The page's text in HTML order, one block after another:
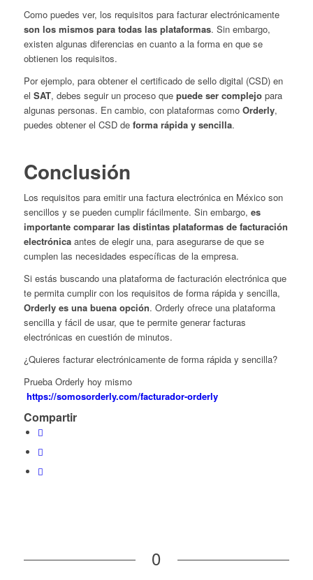
Como puedes ver, los requisitos para facturar electrónicamente
son los mismos para todas las plataformas. Sin embargo,
existen algunas diferencias en cuanto a la forma en que se
obtienen los requisitos.
Por ejemplo, para obtener el certificado de sello digital (CSD) en
el SAT, debes seguir un proceso que puede ser complejopara
algunas personas. En cambio, con plataformas como Orderly,
puedes obtener el CSD de forma rápida y sencilla.
Conclusión
Los requisitos para emitir una factura electrónica en México son
sencillos y se pueden cumplir fácilmente. Sin embargo, es
importante comparar las distintas plataformas de facturación
electrónica antes de elegir una, para asegurarse de que se
cumplen las necesidades específicas de la empresa.
Si estás buscando una plataforma de facturación electrónica que
te permita cumplir con los requisitos de forma rápida y sencilla,
Orderly es una buena opción. Orderly ofrece una plataforma
sencilla y fácil de usar, que te permite generar facturas
electrónicas en cuestión de minutos.
¿Quieres facturar electrónicamente de forma rápida y sencilla?
Prueba Orderly hoy mismo
https://somosorderly.com/facturador-orderly
Compartir
0